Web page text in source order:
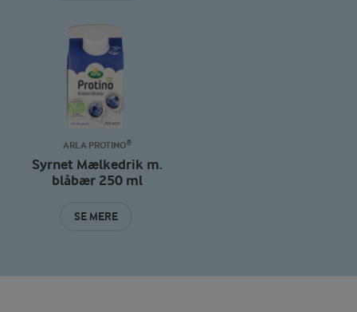
ARLA PROTINO®
Syrnet Mælkedrik m.
blåbær 250 ml
SE MERE